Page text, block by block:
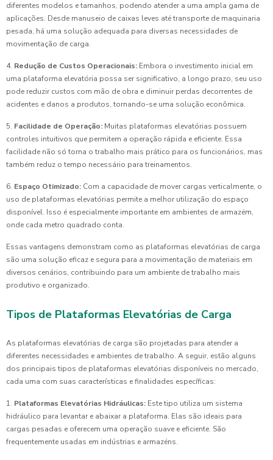
diferentes modelos e tamanhos, podendo atender a uma ampla gama de
aplicações. Desde manuseio de caixas leves até transporte de maquinaria
pesada, há uma solução adequada para diversas necessidades de
movimentação de carga.
4. Redução de Custos Operacionais: Embora o investimento inicial em
uma plataforma elevatória possa ser significativo, a longo prazo, seu uso
pode reduzir custos com mão de obra e diminuir perdas decorrentes de
acidentes e danos a produtos, tornando-se uma solução econômica.
5. Facilidade de Operação: Muitas plataformas elevatórias possuem
controles intuitivos que permitem a operação rápida e eficiente. Essa
facilidade não só torna o trabalho mais prático para os funcionários, mas
também reduz o tempo necessário para treinamentos.
6. Espaço Otimizado: Com a capacidade de mover cargas verticalmente, o
uso de plataformas elevatórias permite a melhor utilização do espaço
disponível. Isso é especialmente importante em ambientes de armazém,
onde cada metro quadrado conta.
Essas vantagens demonstram como as plataformas elevatórias de carga
são uma solução eficaz e segura para a movimentação de materiais em
diversos cenários, contribuindo para um ambiente de trabalho mais
produtivo e organizado.
Tipos de Plataformas Elevatórias de Carga
As plataformas elevatórias de carga são projetadas para atender a
diferentes necessidades e ambientes de trabalho. A seguir, estão alguns
dos principais tipos de plataformas elevatórias disponíveis no mercado,
cada uma com suas características e finalidades específicas:
1. Plataformas Elevatórias Hidráulicas: Este tipo utiliza um sistema
hidráulico para levantar e abaixar a plataforma. Elas são ideais para
cargas pesadas e oferecem uma operação suave e eficiente. São
frequentemente usadas em indústrias e armazéns.